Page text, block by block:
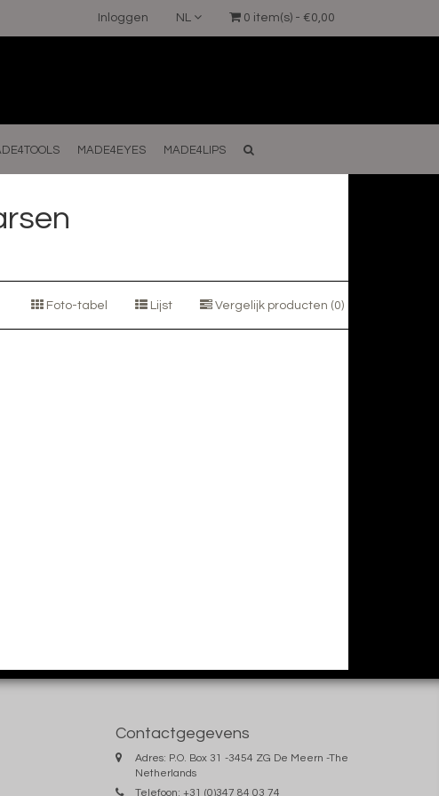
0 item(s) - €0,00
NL
Inloggen
MADE4EYES MADE4LIPS
Foto-tabel Lijst Vergelijk producten (0)
Contactgegevens
Adres: P.O. Box 31 -3454 ZG De Meern -The
Netherlands
Telefoon: +31 (0)347 84 03 74